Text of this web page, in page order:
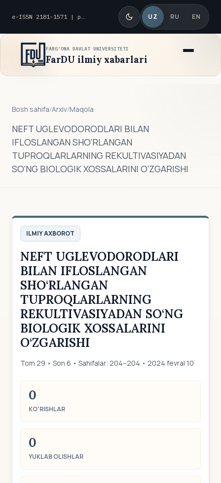
e-ISSN 2181-1571 | p-ISSN 2010-8419 UZ RU EN
FARG'ONA DAVLAT UNIVERSITETI
FarDU ilmiy xabarlari
Bosh sahifa/Arxiv/Maqola
NEFT UGLEVODORODLARI BILAN
IFLOSLANGAN SHO‘RLANGAN
TUPROQLARLARNING REKULTIVASIYADAN
SO‘NG BIOLOGIK XOSSALARINI O‘ZGARISHI
ILMIY AXBOROT
NEFT UGLEVODORODLARI
BILAN IFLOSLANGAN
SHO‘RLANGAN
TUPROQLARLARNING
REKULTIVASIYADAN SO‘NG
BIOLOGIK XOSSALARINI
O‘ZGARISHI
Tom 29 • Son 6 • Sahifalar: 204–204 • 2024 fevral 10
0
KO‘RISHLAR
0
YUKLAB OLISHLAR